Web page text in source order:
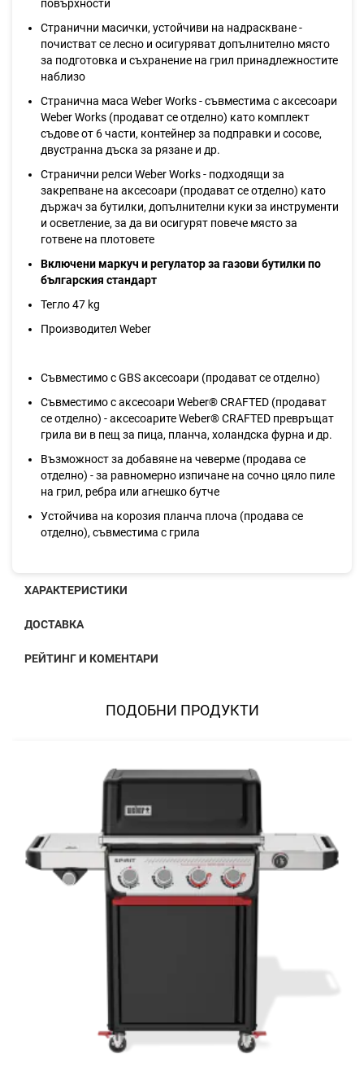
повърхности
Странични масички, устойчиви на надраскване -
почистват се лесно и осигуряват допълнително място
за подготовка и съхранение на грил принадлежностите
наблизо
Странична маса Weber Works - съвместима с аксесоари
Weber Works (продават се отделно) като комплект
съдове от 6 части, контейнер за подправки и сосове,
двустранна дъска за рязане и др.
Странични релси Weber Works - подходящи за
закрепване на аксесоари (продават се отделно) като
държач за бутилки, допълнителни куки за инструменти
и осветление, за да ви осигурят повече място за
готвене на плотовете
Включени маркуч и регулатор за газови бутилки по
българския стандарт
Тегло 47 kg
Производител Weber
Съвместимо с GBS аксесоари (продават се отделно)
Съвместимо с аксесоари Weber® CRAFTED (продават
се отделно) - аксесоарите Weber® CRAFTED превръщат
грила ви в пещ за пица, планча, холандска фурна и др.
Възможност за добавяне на чеверме (продава се
отделно) - за равномерно изпичане на сочно цяло пиле
на грил, ребра или агнешко бутче
Устойчива на корозия планча плоча (продава се
отделно), съвместима с грила
ХАРАКТЕРИСТИКИ
ДОСТАВКА
РЕЙТИНГ И КОМЕНТАРИ
ПОДОБНИ ПРОДУКТИ